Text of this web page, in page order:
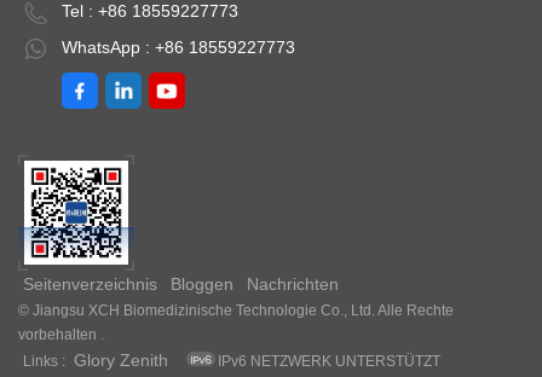
Tel : +86 18559227773
WhatsApp : +86 18559227773
Seitenverzeichnis Bloggen Nachrichten
© Jiangsu XCH Biomedizinische Technologie Co., Ltd. Alle Rechte
vorbehalten .
Links :
Glory Zenith IPv6 NETZWERK UNTERSTÜTZT